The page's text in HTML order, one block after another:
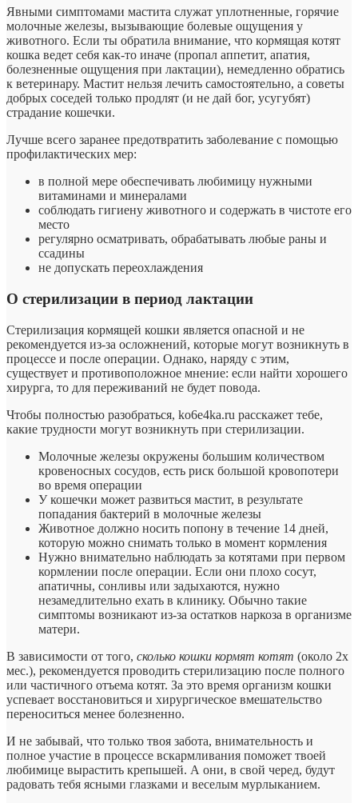
Явными симптомами мастита служат уплотненные, горячие
молочные железы, вызывающие болевые ощущения у
животного. Если ты обратила внимание, что кормящая котят
кошка ведет себя как-то иначе (пропал аппетит, апатия,
болезненные ощущения при лактации), немедленно обратись
к ветеринару. Мастит нельзя лечить самостоятельно, а советы
добрых соседей только продлят (и не дай бог, усугубят)
страдание кошечки.
Лучше всего заранее предотвратить заболевание с помощью
профилактических мер:
в полной мере обеспечивать любимицу нужными
витаминами и минералами
соблюдать гигиену животного и содержать в чистоте его
место
регулярно осматривать, обрабатывать любые раны и
ссадины
не допускать переохлаждения
О стерилизации в период лактации
Стерилизация кормящей кошки является опасной и не
рекомендуется из-за осложнений, которые могут возникнуть в
процессе и после операции. Однако, наряду с этим,
существует и противоположное мнение: если найти хорошего
хирурга, то для переживаний не будет повода.
Чтобы полностью разобраться, ko6e4ka.ru расскажет тебе,
какие трудности могут возникнуть при стерилизации.
Молочные железы окружены большим количеством
кровеносных сосудов, есть риск большой кровопотери
во время операции
У кошечки может развиться мастит, в результате
попадания бактерий в молочные железы
Животное должно носить попону в течение 14 дней,
которую можно снимать только в момент кормления
Нужно внимательно наблюдать за котятами при первом
кормлении после операции. Если они плохо сосут,
апатичны, сонливы или задыхаются, нужно
незамедлительно ехать в клинику. Обычно такие
симптомы возникают из-за остатков наркоза в организме
матери.
В зависимости от того, сколько кошки кормят котят (около 2х
мес.), рекомендуется проводить стерилизацию после полного
или частичного отъема котят. За это время организм кошки
успевает восстановиться и хирургическое вмешательство
переноситься менее болезненно.
И не забывай, что только твоя забота, внимательность и
полное участие в процессе вскармливания поможет твоей
любимице вырастить крепышей. А они, в свой черед, будут
радовать тебя ясными глазками и веселым мурлыканием.